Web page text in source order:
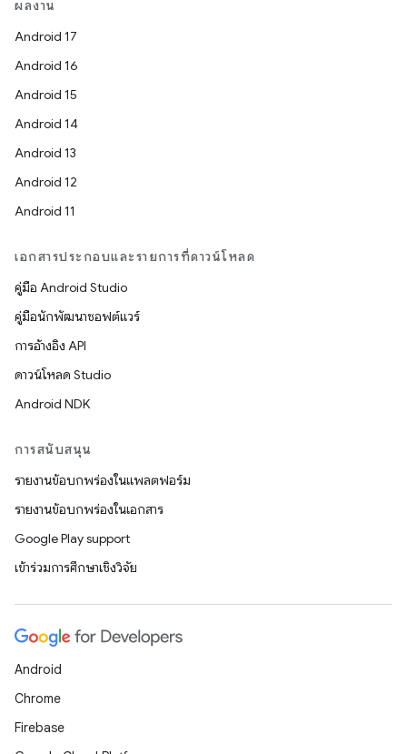
ผลงาน
Android 17
Android 16
Android 15
Android 14
Android 13
Android 12
Android 11
เอกสารประกอบและรายการที่ดาวน์โหลด
คู่มือ Android Studio
คู่มือนักพัฒนาซอฟต์แวร์
การอ้างอิง API
ดาวน์โหลด Studio
Android NDK
การสนับสนุน
รายงานข้อบกพร่องในแพลตฟอร์ม
รายงานข้อบกพร่องในเอกสาร
Google Play support
เข้าร่วมการศึกษาเชิงวิจัย
Android
Chrome
Firebase